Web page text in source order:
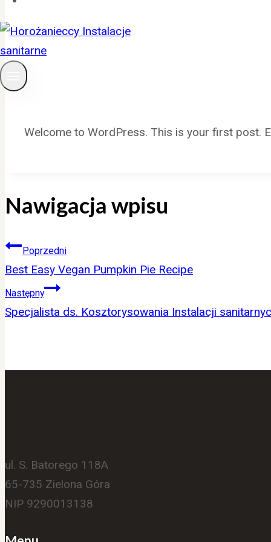
Welcome to WordPress. This is your first post.
Nawigacja wpisu
Poprzedni
Best Easy Vegan Pumpkin Pie Recipe
Następny
Specjalista ds. Kosztorysowania Instalacji
ul. S. Batorego 118A
65-735 Zielona Góra
NIP 9290013138